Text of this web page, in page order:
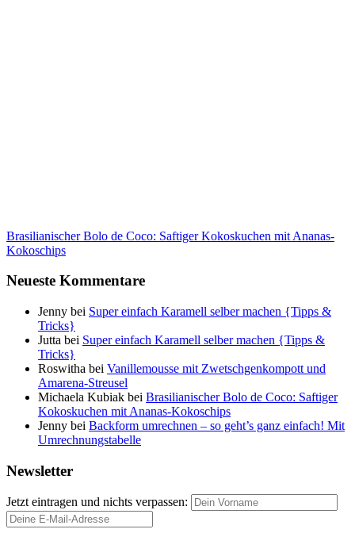
Brasilianischer Bolo de Coco: Saftiger Kokoskuchen mit Ananas-
Kokoschips
Neueste Kommentare
Jenny bei Super einfach Karamell selber machen {Tipps &
Tricks}
Jutta bei Super einfach Karamell selber machen {Tipps &
Tricks}
Roswitha bei Vanillemousse mit Zwetschgenkompott und
Amarena-Streusel
Michaela Kubiak bei Brasilianischer Bolo de Coco: Saftiger
Kokoskuchen mit Ananas-Kokoschips
Jenny bei Backform umrechnen – so geht’s ganz einfach! Mit
Umrechnungstabelle
Newsletter
Jetzt eintragen und nichts verpassen: